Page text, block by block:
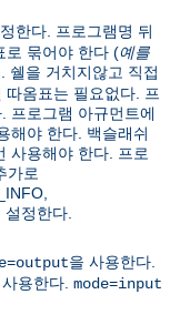
한다. 프로그램명 뒤
로 묶어야 한다 (예를
쉘을 거치지않고 직접
옴표는 필요없다. 프
프로그램 아규먼트에
해야 한다. 백슬래쉬
사용해야 한다. 프로
가로
정한다.
을 사용한다.
용한다. mode=input